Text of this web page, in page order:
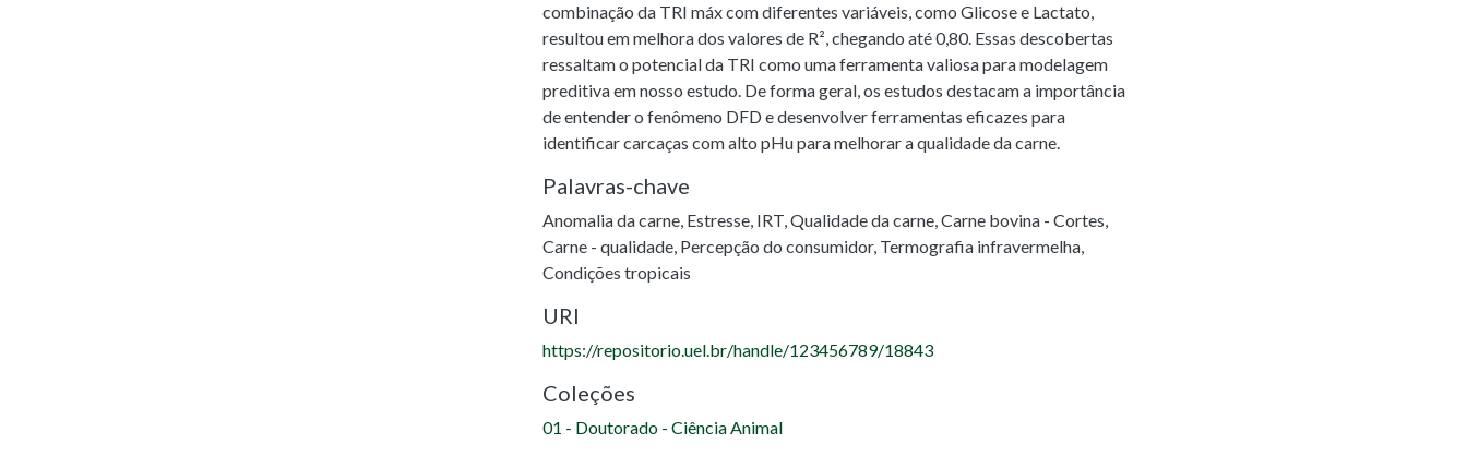
combinação da TRI máx com diferentes variáveis, como Glicose e Lactato,
resultou em melhora dos valores de R², chegando até 0,80. Essas descobertas
ressaltam o potencial da TRI como uma ferramenta valiosa para modelagem
preditiva em nosso estudo. De forma geral, os estudos destacam a importância
de entender o fenômeno DFD e desenvolver ferramentas eficazes para
identificar carcaças com alto pHu para melhorar a qualidade da carne.
Palavras-chave
Anomalia da carne, Estresse, IRT,Qualidade da carne,Carne bovina - Cortes,
Carne - qualidade, Percepção do consumidor, Termografia infravermelha,
Condições tropicais
URI
https://repositorio.uel.br/handle/123456789/18843
Coleções
01 - Doutorado - Ciência Animal